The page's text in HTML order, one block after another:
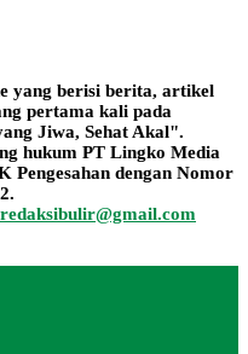
yang berisi berita, artikel
pertama kali pada
Jiwa, Sehat Akal".
hukum PT Lingko Media
Pengesahan dengan Nomor